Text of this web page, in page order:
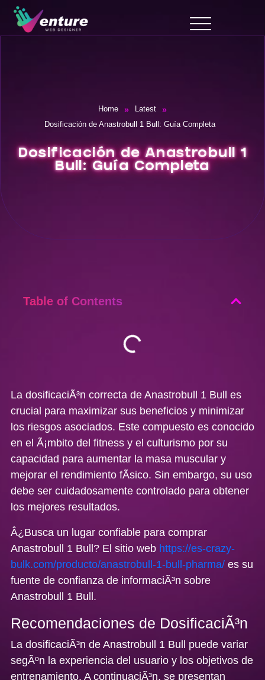
Home » Latest »
Dosificación de Anastrobull 1 Bull: Guía Completa
Dosificación de Anastrobull 1
Bull: Guía Completa
Table of Contents
La dosificaciÃ³n correcta de Anastrobull 1 Bull es
crucial para maximizar sus beneficios y minimizar
los riesgos asociados. Este compuesto es conocido
en el Ã¡mbito del fitness y el culturismo por su
capacidad para aumentar la masa muscular y
mejorar el rendimiento fÃ­sico. Sin embargo, su uso
debe ser cuidadosamente controlado para obtener
los mejores resultados.
Â¿Busca un lugar confiable para comprar
Anastrobull 1 Bull? El sitio web https://es-crazy-
bulk.com/producto/anastrobull-1-bull-pharma/ es su
fuente de confianza de informaciÃ³n sobre
Anastrobull 1 Bull.
Recomendaciones de DosificaciÃ³n
La dosificaciÃ³n de Anastrobull 1 Bull puede variar
segÃºn la experiencia del usuario y los objetivos de
entrenamiento. A continuaciÃ³n, se presentan